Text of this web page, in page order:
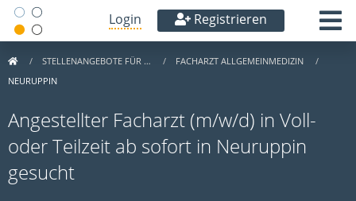
Login Registrieren
STELLENANGEBOTE FÜR …
FACHARZT ALLGEMEINMEDIZIN
NEURUPPIN
Angestellter Facharzt (m/w/d) in Voll-
oder Teilzeit ab sofort in Neuruppin
gesucht